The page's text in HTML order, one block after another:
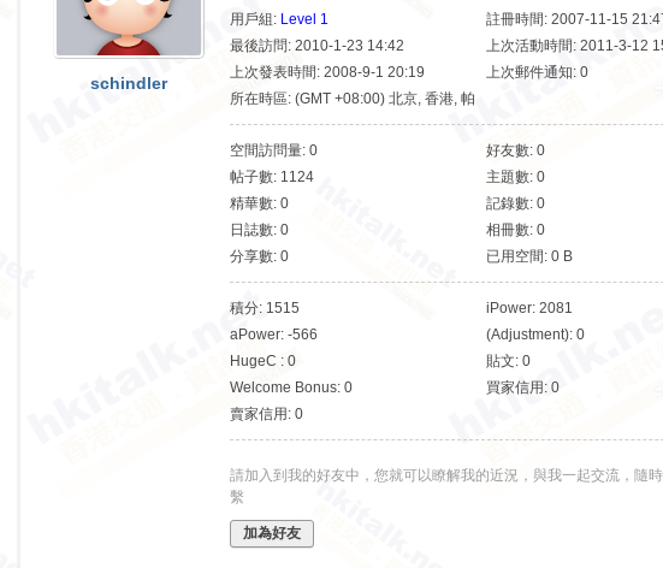
schindler
用戶組: Level 1
註冊時間: 2007-11-15
最後訪問: 2010-1-23 14:42
上次活動時間: 2011-3-12
上次發表時間: 2008-9-1 20:19
上次郵件通知: 0
所在時區: (GMT +08:00) 北京, 香港, 帕
斯, 新加坡, 台北
空間訪問量: 0
好友數: 0
帖子數: 1124
主題數: 0
精華數: 0
記錄數: 0
日誌數: 0
相冊數: 0
分享數: 0
已用空間: 0 B
積分: 1515
iPower: 2081
aPower: -566
(Adjustment): 0
HugeC : 0
貼文: 0
Welcome Bonus: 0
買家信用: 0
賣家信用: 0
請加入到我的好友中，您就可以瞭解我的近況，與我一起交流，隨
繫
加為好友